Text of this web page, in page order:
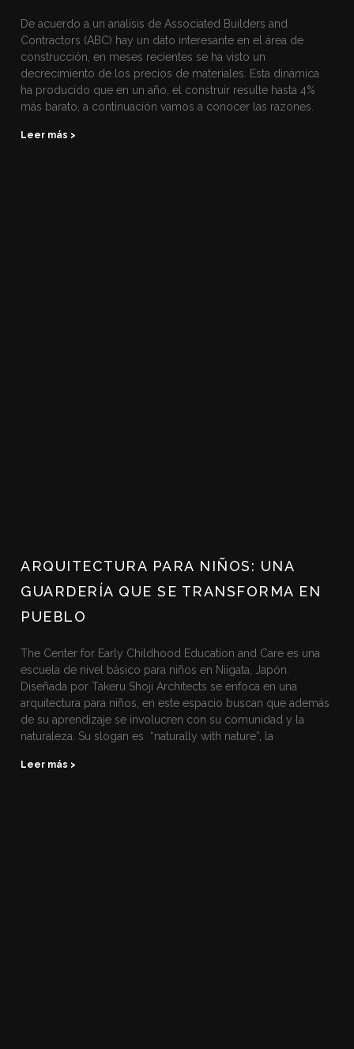
De acuerdo a un analisis de Associated Builders and
Contractors (ABC) hay un dato interesante en el área de
construcción, en meses recientes se ha visto un
decrecimiento de los precios de materiales. Esta dinámica
ha producido que en un año, el construir resulte hasta 4%
más barato, a continuación vamos a conocer las razones.
Leer más >
ARQUITECTURA PARA NIÑOS: UNA
GUARDERÍA QUE SE TRANSFORMA EN
PUEBLO
The Center for Early Childhood Education and Care es una
escuela de nivel básico para niños en Niigata, Japón.
Diseñada por Takeru Shoji Architects se enfoca en una
arquitectura para niños, en este espacio buscan que además
de su aprendizaje se involucren con su comunidad y la
naturaleza. Su slogan es “naturally with nature”, la
Leer más >